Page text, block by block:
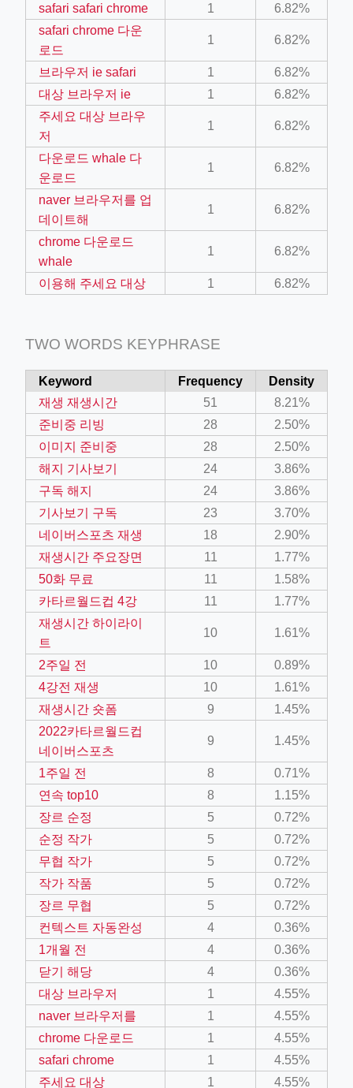
safari safari chrome
1
6.82%
safari chrome 다운
로드
1 6.82%
브라우저 ie safari 1
6.82%
대상 브라우저 ie
1
6.82%
주세요 대상 브라우
저
1 6.82%
다운로드 whale 다
운로드
1 6.82%
naver 브라우저를 업
데이트해
1 6.82%
chrome 다운로드
whale
1 6.82%
이용해 주세요 대상 1 6.82%
TWO WORDS KEYPHRASE
Keyword Frequency
Density
재생 재생시간
51
8.21%
준비중 리빙
28
2.50%
이미지 준비중
28
2.50%
해지 기사보기
24
3.86%
구독 해지
24
3.86%
기사보기 구독
23
3.70%
네이버스포츠 재생
18
2.90%
재생시간 주요장면
11
1.77%
50화 무료
11
1.58%
카타르월드컵 4강
11
1.77%
재생시간 하이라이
트
10 1.61%
2주일 전 10
0.89%
4강전 재생
10
1.61%
재생시간 숏폼
9
1.45%
2022카타르월드컵
네이버스포츠
9 1.45%
1주일 전 8
0.71%
연속 top10
8
1.15%
장르 순정
5
0.72%
순정 작가
5
0.72%
무협 작가
5
0.72%
작가 작품
5
0.72%
장르 무협
5
0.72%
컨텍스트 자동완성
4
0.36%
1개월 전
4
0.36%
닫기 해당
4
0.36%
대상 브라우저
1
4.55%
naver 브라우저를
1
4.55%
chrome 다운로드
1
4.55%
safari chrome
1
4.55%
주세요 대상
1 4.55%